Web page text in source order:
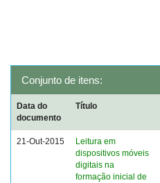
Conjunto de itens:
Data do
documento
Título
21-Out-2015
Leitura em
dispositivos móveis
digitais na
formação inicial de